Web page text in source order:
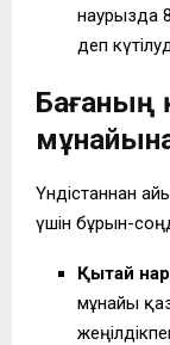
наурызда
деп
Бағаның
Үндістаннан
үшін бұрын-
Қытай
мұнайы